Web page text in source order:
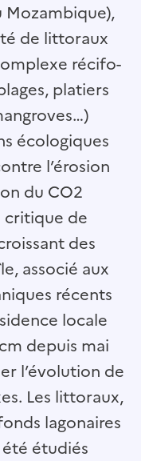
Mozambique),
de littoraux
récifo-
platiers
écologiques
l’érosion
du CO2
critique de
des
associé aux
récents
locale
depuis mai
l’évolution de
Les littoraux,
lagonaires
étudiés